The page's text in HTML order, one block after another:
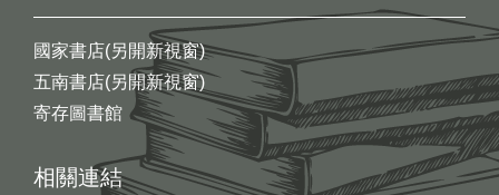
國家書店(另開新視窗)
五南書店(另開新視窗)
寄存圖書館
相關連結